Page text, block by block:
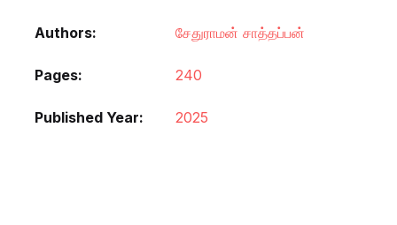
Authors சேதுராமன் சாத்தப்பன்
Pages 240
Published Year 2025